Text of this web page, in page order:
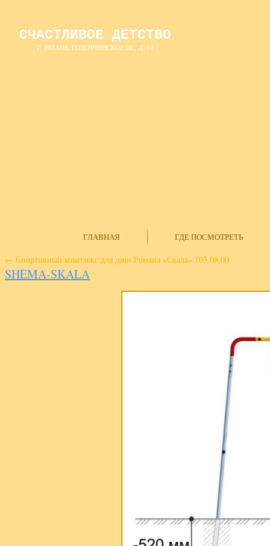
СЧАСТЛИВОЕ ДЕТСТВО
Г. РЯЗАНЬ, ГОЛЕНЧИНСКОЕ Ш., Д. 14
ГЛАВНАЯ ГДЕ ПОСМОТРЕТЬ
← Спортивный комплекс для дачи Романа «Скала» 103.08.00
SHEMA-SKALA